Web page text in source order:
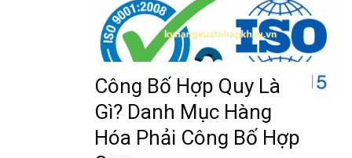
Công Bố Hợp Quy Là
Gì? Danh Mục Hàng
Hóa Phải Công Bố Hợp